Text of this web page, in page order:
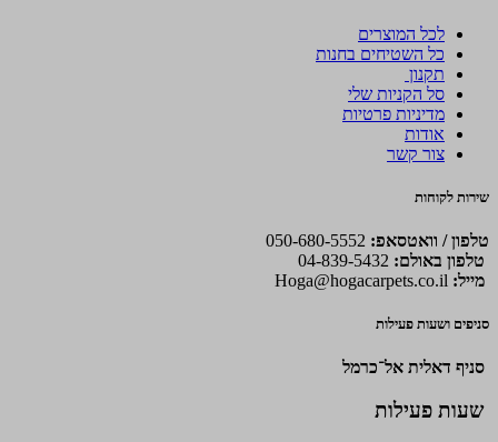
לכל המוצרים
כל השטיחים בחנות
תקנון
סל הקניות שלי
מדיניות פרטיות
אודות
צור קשר
שירות לקוחות
טלפון / וואטסאפ:
טלפון באולם:
מייל: Hoga@hogacarpets.co.il
סניפים ושעות פעילות
סניף דאלית אל־כרמל
שעות פעילות